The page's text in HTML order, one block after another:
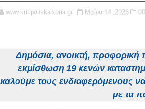
www.kritipoliskaixoria.gr Μαΐου 14, 2026
Δημόσια, ανοικτή, προφορική
εκμίσθωση 19 κενών
καλούμε τους ενδιαφερόμενους
με τα